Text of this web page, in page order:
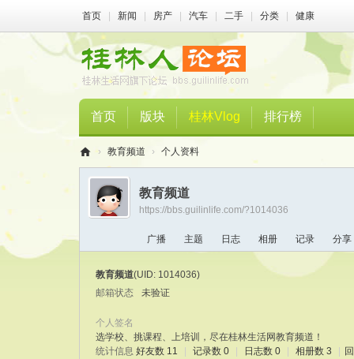
首页 新闻 房产 汽车 二手 分类 健康
首页 版块 桂林Vlog 排行榜
桂
人
› 教育频道 › 个人资料
教育频道
https://bbs.guilinlife.com/?1014036
广播 主题 日志 相册 记录 分享
教育频道(UID: 1014036)
邮箱状态
未验证
个人签名
选学校、挑课程、上培训，尽在桂林生活网教育频道！
统计信息 好友数 11 记录数 0 日志数 0 相册数 3